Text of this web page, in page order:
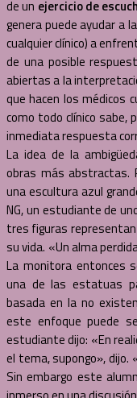
de un ejercicio de
genera puede ayudar a
cualquier clínico) a
de una posible
abiertas a la
que hacen los médicos
como todo clínico sabe,
inmediata respuesta
La idea de la
obras más abstractas.
una escultura azul
NG, un estudiante de
tres figuras
su vida. «Un alma
La monitora entonces
una de las estatuas
basada en la no
este enfoque puede
estudiante dijo: «En
el tema, supongo», dijo.
Sin embargo este